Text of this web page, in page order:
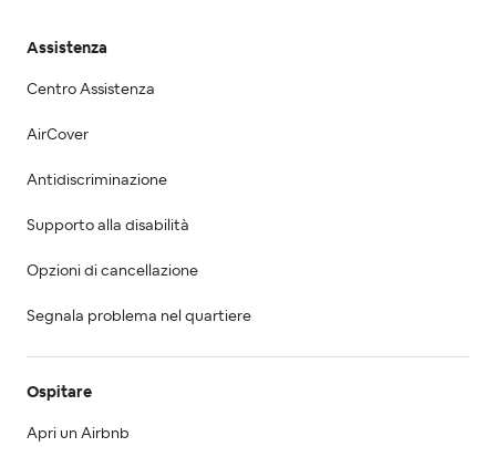
Assistenza
Centro Assistenza
AirCover
Antidiscriminazione
Supporto alla disabilità
Opzioni di cancellazione
Segnala problema nel quartiere
Ospitare
Apri un Airbnb